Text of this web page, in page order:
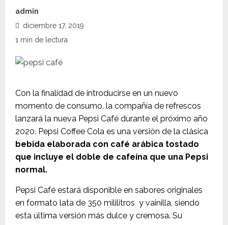
admin
diciembre 17, 2019
1 min de lectura
Con la finalidad de introducirse en un nuevo
momento de consumo, la compañía de refrescos
lanzará la nueva Pepsi Café durante el próximo año
2020. Pepsi Coffee Cola es una versión de la clásica
bebida elaborada con café arábica tostado
que incluye el doble de cafeína que una Pepsi
normal.
Pepsi Café estará disponible en sabores originales
en formato lata de 350 mililitros y vainilla, siendo
esta última versión más dulce y cremosa. Su